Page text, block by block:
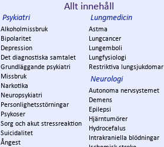
Allt innehåll
Psykiatri
Alkoholmissbruk
Bipolaritet
Depression
Det diagnostiska samtalet
Grundläggande psykiatri
Missbruk
Narkotika
Neuropsykiatri
Personlighetsstörningar
Psykoser
Sorg och akut stressreaktion
Suicidalitet
Ångest
Lungmedicin
Astma
Lungcancer
Lungemboli
Lungfysiologi
Restriktiva lungsjukdomar
Neurologi
Autonoma nervsystemet
Demens
Epilepsi
Hjärntumörer
Hydrocefalus
Intrakraniella blödningar